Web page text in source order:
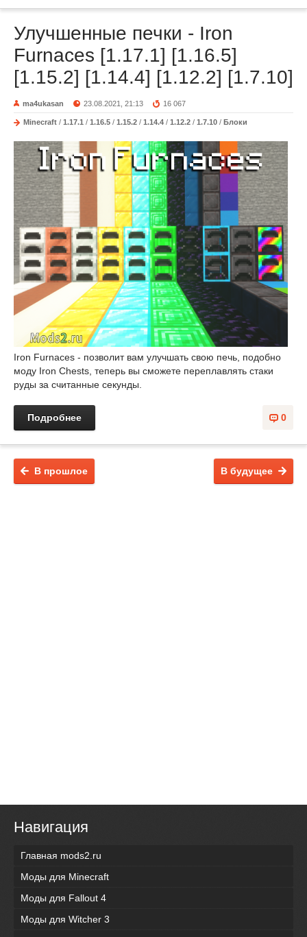
Улучшенные печки - Iron
Furnaces [1.17.1] [1.16.5]
[1.15.2] [1.14.4] [1.12.2] [1.7.10]
ma4ukasan 23.08.2021, 21:13 16 067
Minecraft / 1.17.1 / 1.16.5 / 1.15.2 / 1.14.4 / 1.12.2 / 1.7.10 / Блоки
Iron Furnaces - позволит вам улучшать свою печь, подобно
моду Iron Chests, теперь вы сможете переплавлять стаки
руды за считанные секунды.
0
Подробнее
В будущее
В прошлое
Навигация
Главная mods2.ru
Моды для Minecraft
Моды для Fallout 4
Моды для Witcher 3